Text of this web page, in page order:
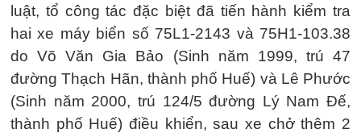
luật, tổ công tác đặc biệt đã tiến hành kiểm tra
hai xe máy biển số 75L1-2143 và 75H1-103.38
do Võ Văn Gia Bảo (Sinh năm 1999, trú 47
đường Thạch Hãn, thành phố Huế) và Lê Phước
(Sinh năm 2000, trú 124/5 đường Lý Nam Đế,
thành phố Huế) điều khiển, sau xe chở thêm 2